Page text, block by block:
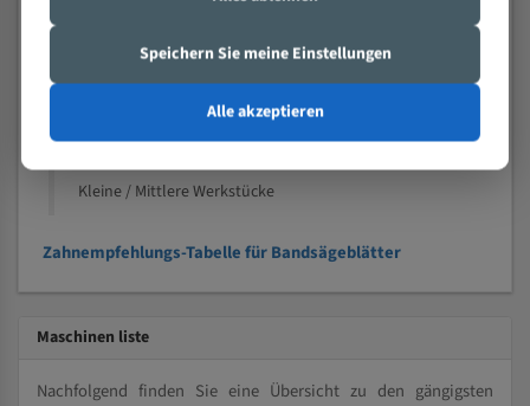
Nichteisenmetalle
Kleine / Mittlere Werkstücke
Zahnempfehlungs-Tabelle für Bandsägeblätter
Maschinen liste
Nachfolgend finden Sie eine Übersicht zu den gängigsten
Speichern Sie meine Einstellungen
Alle akzeptieren